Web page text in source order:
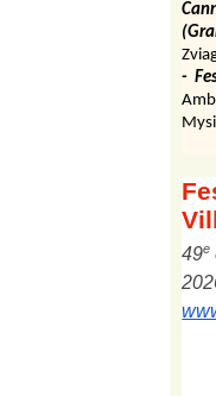
-
49e
202